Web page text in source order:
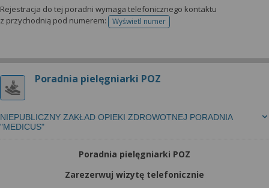
Rejestracja do tej poradni wymaga telefonicznego kontaktu
z przychodnią pod numerem:
Wyświetl numertelefonu do rejestracji
Poradnia pielęgniarki POZ
NIEPUBLICZNY ZAKŁAD OPIEKI ZDROWOTNEJ PORADNIA
"MEDICUS"
Poradnia pielęgniarki POZ
Zarezerwuj wizytę telefonicznie